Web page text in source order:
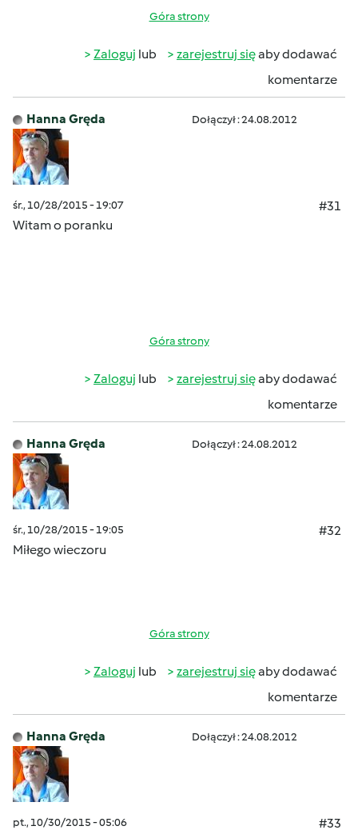
Góra strony
Zaloguj lub zarejestruj sięaby dodawać
komentarze
Hanna Gręda Dołączył : 24.08.2012
śr., 10/28/2015 - 19:07
#31
Witam o poranku
Góra strony
Zaloguj lub zarejestruj sięaby dodawać
komentarze
Hanna Gręda Dołączył : 24.08.2012
śr., 10/28/2015 - 19:05
#32
Miłego wieczoru
Góra strony
Zaloguj lub zarejestruj sięaby dodawać
komentarze
Hanna Gręda Dołączył : 24.08.2012
pt., 10/30/2015 - 05:06
#33